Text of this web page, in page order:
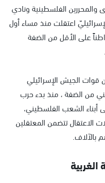
الفلسطينية ونادي
اعتقلت منذ مساء أول
وحتّى صباح الأحد 15 مواطناً على الأقل من الضفة
قوات الجيش الإسرائيلي
11 ألفاً و100 فلسطيني من الضفة ، منذ بدء حرب
أبناء الشعب الفلسطيني،
الاعتقال تتضمن المعتقلين
بالآلاف.